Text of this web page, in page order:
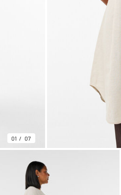
01 07